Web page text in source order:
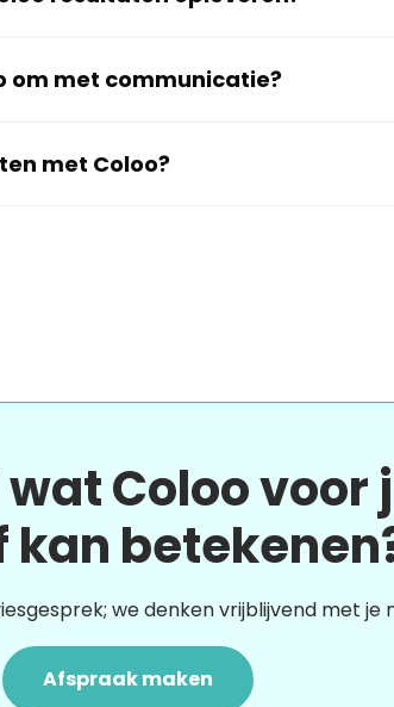
om met communicatie?
met Coloo?
Coloo voor
we denken vrijblijvend met je
Afspraak maken